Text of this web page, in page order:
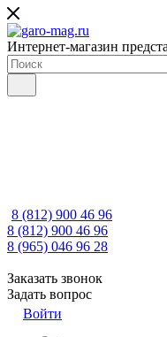
Интернет-магазин
8 (812) 900 46 96
8 (812) 900 46 96
8 (965) 046 96 28
Заказать звонок
Задать вопрос
Войти